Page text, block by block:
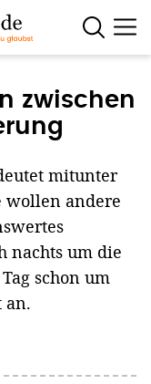
zwischen
mitunter
wollen andere
nachts um die
schon um
an.